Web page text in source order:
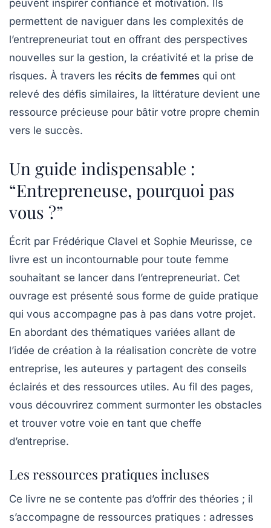
peuvent inspirer confiance et motivation. Ils
permettent de naviguer dans les complexités de
l’entrepreneuriat tout en offrant des perspectives
nouvelles sur la gestion, la créativité et la prise de
risques. À travers les récits de femmes qui ont
relevé des défis similaires, la littérature devient une
ressource précieuse pour bâtir votre propre chemin
vers le succès.
Un guide indispensable :
“Entrepreneuse, pourquoi pas
vous ?”
Écrit par Frédérique Clavel et Sophie Meurisse, ce
livre est un incontournable pour toute femme
souhaitant se lancer dans l’entrepreneuriat. Cet
ouvrage est présenté sous forme de guide pratique
qui vous accompagne pas à pas dans votre projet.
En abordant des thématiques variées allant de
l’idée de création à la réalisation concrète de votre
entreprise, les auteures y partagent des conseils
éclairés et des ressources utiles. Au fil des pages,
vous découvrirez comment surmonter les obstacles
et trouver votre voie en tant que cheffe
d’entreprise.
Les ressources pratiques incluses
Ce livre ne se contente pas d’offrir des théories ; il
s’accompagne de ressources pratiques : adresses